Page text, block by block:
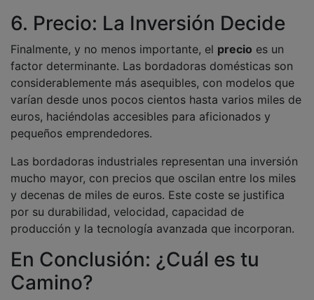
6. Precio: La Inversión Decide
Finalmente, y no menos importante, el precio es un
factor determinante. Las bordadoras domésticas son
considerablemente más asequibles, con modelos que
varían desde unos pocos cientos hasta varios miles de
euros, haciéndolas accesibles para aficionados y
pequeños emprendedores.
Las bordadoras industriales representan una inversión
mucho mayor, con precios que oscilan entre los miles
y decenas de miles de euros. Este coste se justifica
por su durabilidad, velocidad, capacidad de
producción y la tecnología avanzada que incorporan.
En Conclusión: ¿Cuál es tu
Camino?